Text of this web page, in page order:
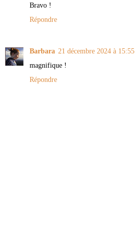
Bravo !
Répondre
Barbara 21 décembre 2024 à 15:55
magnifique !
Répondre